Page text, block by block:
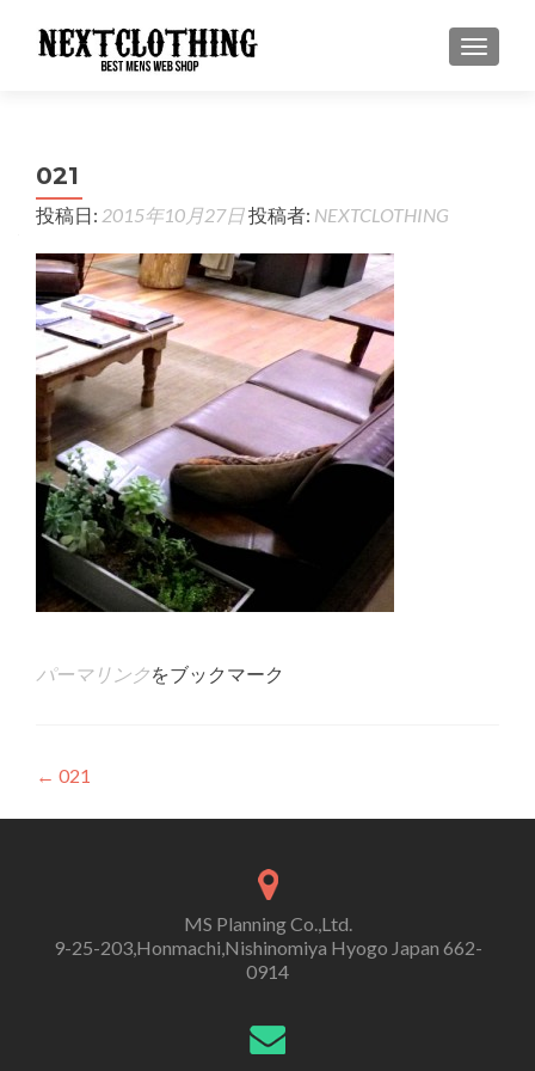
ナビゲ
021
投稿日: 2015年10月27日投稿者: NEXTCLOTHING
パーマリンクをブックマーク
投
稿
ゲ
← 021
MS Planning Co.,Ltd.
9-25-203,Honmachi,Nishinomiya Hyogo Japan 662-
0914